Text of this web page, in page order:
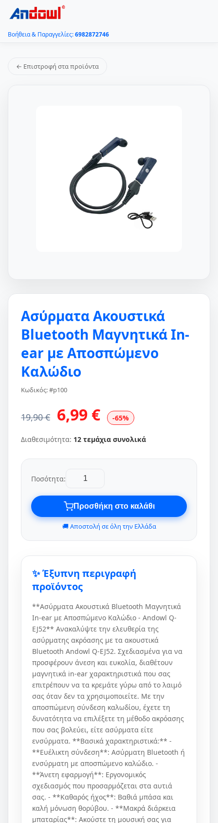
Βοήθεια & Παραγγελίες:6982872746
← Επιστροφή στα προϊόντα
Ασύρματα Ακουστικά
Bluetooth Μαγνητικά In-
ear με Αποσπώμενο
Καλώδιο
Κωδικός: #p100
19,90 € 6,99 € -65%
Διαθεσιμότητα: 12 τεμάχια συνολικά
Ποσότητα:
Προσθήκη στο καλάθι
🚚 Αποστολή σε όλη την Ελλάδα
✨ Έξυπνη περιγραφή
προϊόντος
**Ασύρματα Ακουστικά Bluetooth Μαγνητικά
In-ear με Αποσπώμενο Καλώδιο - Andowl Q-
EJ52** Ανακαλύψτε την ελευθερία της
ασύρματης ακρόασης με τα ακουστικά
Bluetooth Andowl Q-EJ52. Σχεδιασμένα για να
προσφέρουν άνεση και ευκολία, διαθέτουν
μαγνητικά in-ear χαρακτηριστικά που σας
επιτρέπουν να τα κρεμάτε γύρω από το λαιμό
σας όταν δεν τα χρησιμοποιείτε. Με την
αποσπώμενη σύνδεση καλωδίου, έχετε τη
δυνατότητα να επιλέξετε τη μέθοδο ακρόασης
που σας βολεύει, είτε ασύρματα είτε
ενσύρματα. **Βασικά χαρακτηριστικά:** -
**Ευέλικτη σύνδεση**: Ασύρματη Bluetooth ή
ενσύρματη με αποσπώμενο καλώδιο. -
**Άνετη εφαρμογή**: Εργονομικός
σχεδιασμός που προσαρμόζεται στα αυτιά
σας. - **Καθαρός ήχος**: Βαθιά μπάσα και
καλή μόνωση θορύβου. - **Μακρά διάρκεια
μπαταρίας**: Ακούστε τη μουσική σας για